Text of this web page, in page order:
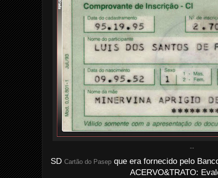
SDCartão do Pasep que era fornecido pelo
ACERVO&TRATO: